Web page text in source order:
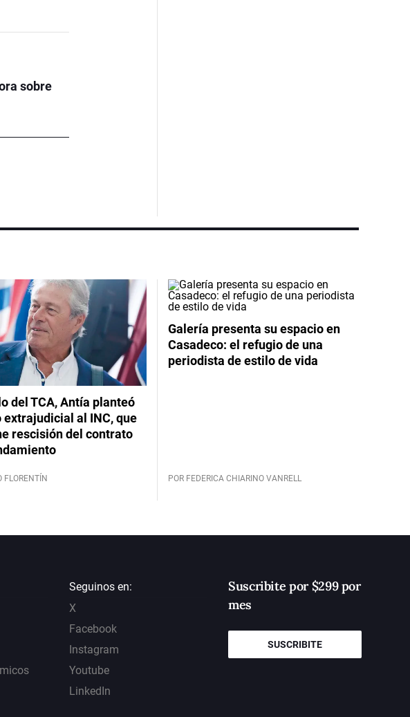
sobre
del TCA, Antía planteó
extrajudicial al INC, que
rescisión del contrato
FLORENTÍN
Galería presenta su espacio en
Casadeco: el refugio de una
periodista de estilo de vida
POR FEDERICA CHIARINO VANRELL
Seguinos en:
X
Facebook
Instagram
Youtube
LinkedIn
Suscribite por $299 por
mes
SUSCRIBITE